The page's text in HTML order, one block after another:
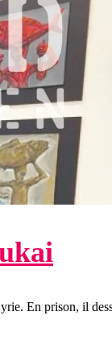
En prison, il